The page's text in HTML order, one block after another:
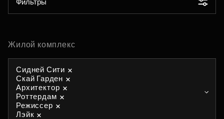
Фильтры
Жилой комплекс
Сидней Сити
Скай Гарден
Архитектор
Роттердам
Режиссер
Лэйк